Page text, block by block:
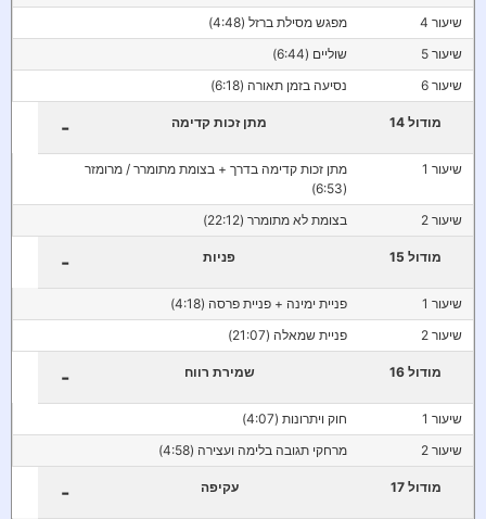
שיעור 4
מפגש מסילת ברזל (4:48)
שיעור 5
שוליים (6:44)
שיעור 6
נסיעה בזמן תאורה (6:18)
מודול 14 מתן זכות קדימה -
שיעור 1
מתן זכות קדימה בדרך + בצומת מתומרר / מרומזר
(6:53)
שיעור 2
בצומת לא מתומרר (22:12)
מודול 15 פניות -
שיעור 1
פניית ימינה + פניית פרסה (4:18)
שיעור 2
פניית שמאלה (21:07)
מודול 16 שמירת רווח -
שיעור 1
חוק ויתרונות (4:07)
שיעור 2
מרחקי תגובה בלימה ועצירה (4:58)
מודול 17 עקיפה -